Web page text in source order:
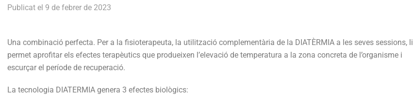
Publicat el 9 de febrer de 2023
Una combinació perfecta. Per a la fisioterapeuta, la utilització complementària de la DIATÈRMIA a les seves sessions, li
permet aprofitar els efectes terapèutics que produeixen l’elevació de temperatura a la zona concreta de l’organisme i
escurçar el període de recuperació.
La tecnologia DIATERMIA genera 3 efectes biològics: